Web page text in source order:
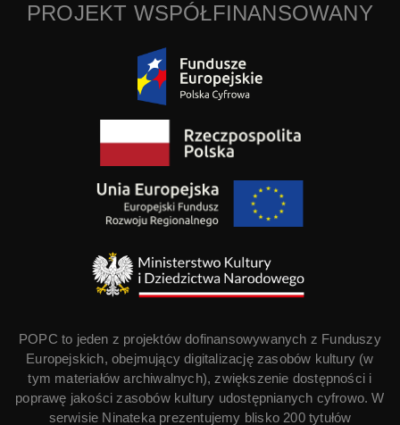
PROJEKT WSPÓŁFINANSOWANY
POPC to jeden z projektów dofinansowywanych z Funduszy
Europejskich, obejmujący digitalizację zasobów kultury (w
tym materiałów archiwalnych), zwiększenie dostępności i
poprawę jakości zasobów kultury udostępnianych cyfrowo. W
serwisie Ninateka prezentujemy blisko 200 tytułów